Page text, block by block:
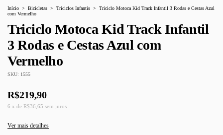
Início > Bicicletas > Triciclos Infantis >
Triciclo Motoca Kid Track Infantil 3 Rodas e Cestas Azul
com Vermelho
Triciclo Motoca Kid Track Infantil
3 Rodas e Cestas Azul com
Vermelho
SKU: 1555
R$219,90
6 x de R$36,65 sem juros
Ver mais detalhes